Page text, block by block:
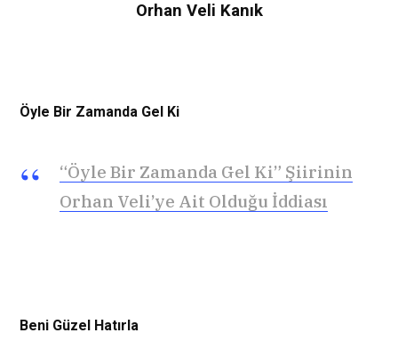
Orhan Veli Kanık
Öyle Bir Zamanda Gel Ki
“Öyle Bir Zamanda Gel Ki” Şiirinin
Orhan Veli’ye Ait Olduğu İddiası
Beni Güzel Hatırla